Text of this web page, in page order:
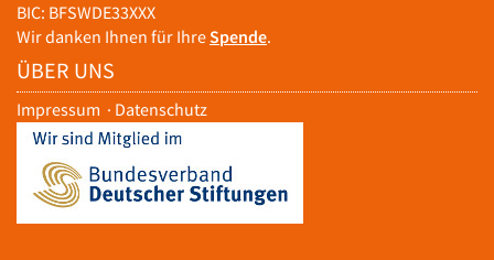
BIC: BFSWDE33XXX
Wir danken Ihnen für IhreSpende.
ÜBER UNS
Impressum · Datenschutz